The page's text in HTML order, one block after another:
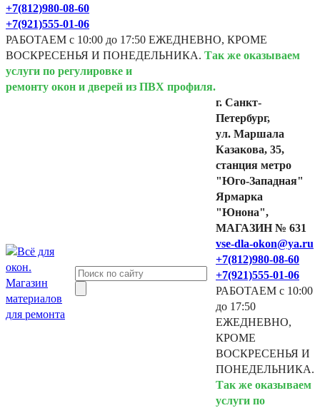
+7(812)980-08-60
+7(921)555-01-06
РАБОТАЕМ с 10:00 до 17:50 ЕЖЕДНЕВНО, КРОМЕ
ВОСКРЕСЕНЬЯ И ПОНЕДЕЛЬНИКА. Так же оказываем
услуги по регулировке и
ремонту окон и дверей из ПВХ профиля.
г. Санкт-
Петербург,
ул. Маршала
Казакова, 35,
станция метро
"Юго-Западная"
Ярмарка
"Юнона",
МАГАЗИН № 631
vse-dla-okon@ya.ru
+7(812)980-08-60
+7(921)555-01-06
РАБОТАЕМ с 10:00
до 17:50
ЕЖЕДНЕВНО,
КРОМЕ
ВОСКРЕСЕНЬЯ И
ПОНЕДЕЛЬНИКА.
Так же оказываем
услуги по